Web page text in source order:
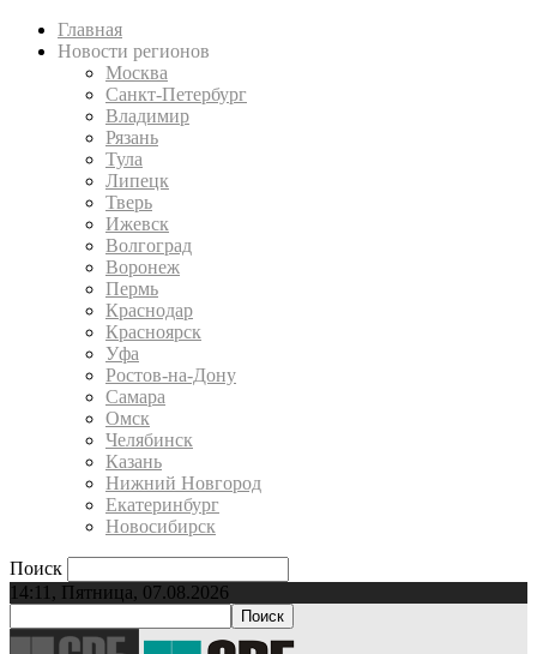
Главная
Новости регионов
Москва
Санкт-Петербург
Владимир
Рязань
Тула
Липецк
Тверь
Ижевск
Волгоград
Воронеж
Пермь
Краснодар
Красноярск
Уфа
Ростов-на-Дону
Самара
Омск
Челябинск
Казань
Нижний Новгород
Екатеринбург
Новосибирск
Поиск
14:11, Пятница, 07.08.2026